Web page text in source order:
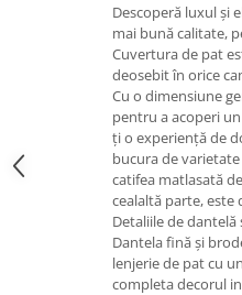
Descoperă luxul și
mai bună calitate,
Cuvertura de pat
deosebit în orice
Cu o dimensiune
pentru a acoperi
ți o experiență de
bucura de
catifea matlasată
cealaltă parte,
Detaliile de
Dantela fină și
lenjerie de pat cu
completa decorul